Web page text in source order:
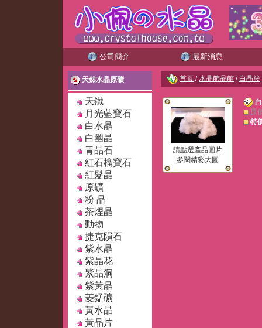
公司簡介 最新消息
天然水晶原礦
天鐵
月光藍寶石
白水晶
白幽晶
青晶石
紅石榴寶石
紅髮晶
原礦
粉 晶
茶煙晶
動物
捷克隕石
紫水晶
紫晶花
紫晶洞
紫黃晶
菱錳礦
黃水晶
黃晶片
首頁 /水晶飾品館 / 白晶簇
請點選產品圖片
參閱精彩大圖
原
特